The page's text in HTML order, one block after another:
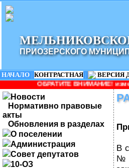
ПРИОЗЕРСКОГО
НАЧАЛО | КОНТРАСТНАЯ |
ВЕРСИЯ
ВНИМАНИЕ! изменилось
Новости
Нормативно правовые
акты
Обновления в разделах
О поселении
Администрация
Совет депутатов
10-ОЗ
В
№